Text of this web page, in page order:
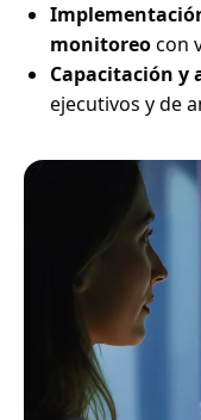
monitoreocon
Capacitación y
ejecutivos y de